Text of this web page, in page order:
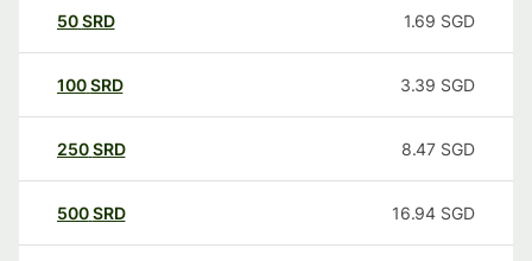
50SRD 1.69 SGD
100SRD 3.39 SGD
250SRD 8.47 SGD
500SRD 16.94 SGD